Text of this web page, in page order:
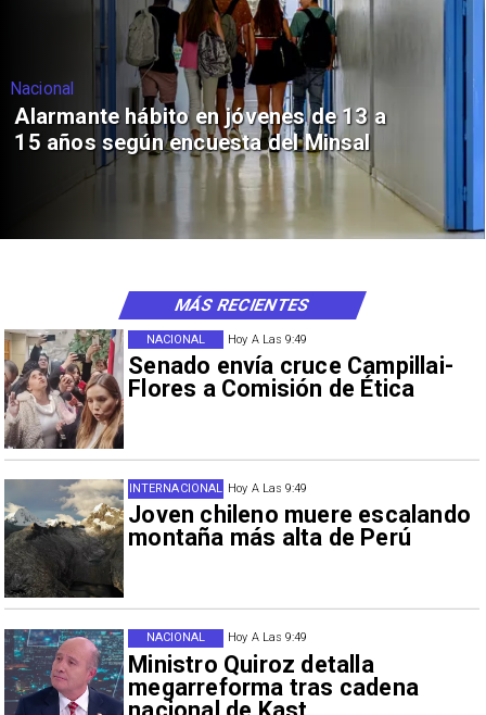
Nacional
Alarmante hábito en jóvenes de 13 a
15 años según encuesta del Minsal
Hoy A Las 9:49
Senado envía cruce Campillai-
Flores a Comisión de Ética
NACIONAL
Hoy A Las 9:49
Joven chileno muere escalando
montaña más alta de Perú
INTERNACIONAL
Hoy A Las 9:49
Ministro Quiroz detalla
megarreforma tras cadena
NACIONAL
MÁS RECIENTES